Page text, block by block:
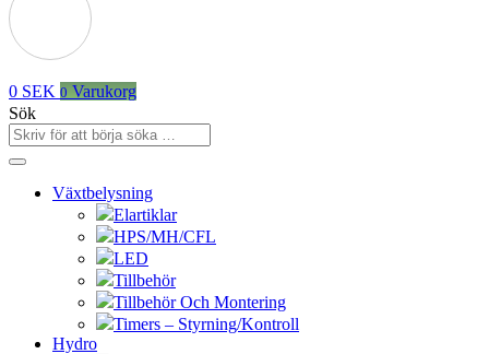
0 SEK 0 Varukorg
Sök
Växtbelysning
Elartiklar
HPS/MH/CFL
LED
Tillbehör
Tillbehör Och Montering
Timers – Styrning/Kontroll
Hydro